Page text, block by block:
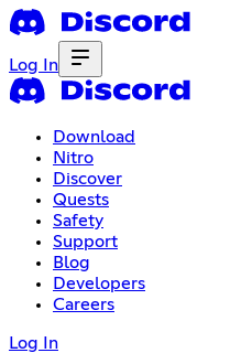
Log In
Download
Nitro
Discover
Quests
Safety
Support
Blog
Developers
Careers
Log In